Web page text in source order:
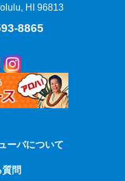
HI 96813
8865
ーバについて
質問